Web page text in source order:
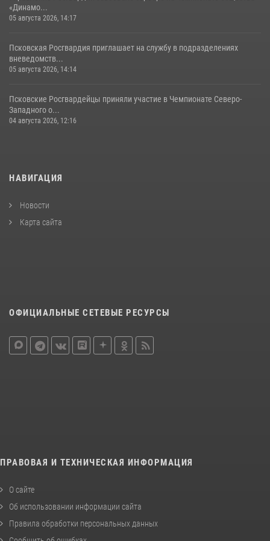
«Динамо...
05 августа 2026, 14:17
Псковская Росгвардия приглашает на службу в подразделениях
вневедомств...
05 августа 2026, 14:14
Псковские Росгвардейцы приняли участие в Чемпионате Северо-
Западного о...
04 августа 2026, 12:16
НАВИГАЦИЯ
Новости
Карта сайта
ОФИЦИАЛЬНЫЕ СЕТЕВЫЕ РЕСУРСЫ
ПРАВОВАЯ И ТЕХНИЧЕСКАЯ ИНФОРМАЦИЯ
О сайте
Об использовании информации сайта
Правила обработки персональных данных